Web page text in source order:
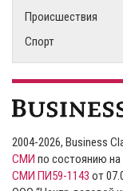
Происшествия
Спорт
2004-2026, Business
СМИ по состоянию на
СМИ ПИ59-1143 от